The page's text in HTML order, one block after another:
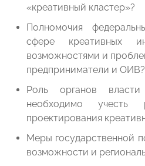
«креативный кластер»?
Полномочия
сфере креативных
возможностями и
предприниматели и ОИВ?
Роль органов
необходимо
проектирования
Меры государственной
возможности и